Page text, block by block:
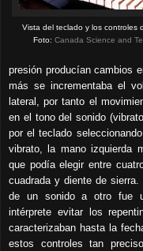
Vista del teclado y los controles
Foto: Canada Science and
presión producían cambios
más se incrementaba el
lateral, por tanto el
en el tono del sonido
por el teclado
vibrato, la mano izquierda
que podía elegir entre
cuadrada y diente de
de un sonido a otro fue
intérprete evitar los
caracterizaban hasta la
estos controles tan